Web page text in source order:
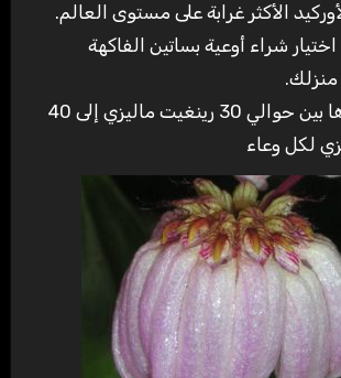
الأكثر غرابة على مستوى العالم.
شراء أوعية بساتين الفاكهة
يتراوح سعرها بين حوالي 30 رينغيت ماليزي إلى 40
لكل وعاء